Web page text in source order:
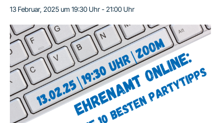
13 Februar, 2025 um 19:30 Uhr-21:00 Uhr